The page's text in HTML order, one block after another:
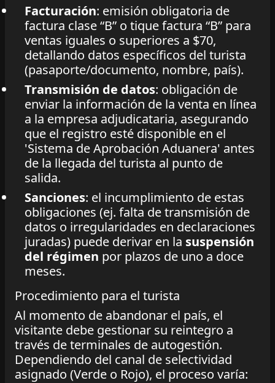
Facturación: emisión obligatoria de
factura clase “B” o tique factura “B” para
ventas iguales o superiores a $70,
detallando datos específicos del turista
(pasaporte/documento, nombre, país).
Transmisión de datos: obligación de
enviar la información de la venta en línea
a la empresa adjudicataria, asegurando
que el registro esté disponible en el
'Sistema de Aprobación Aduanera' antes
de la llegada del turista al punto de
salida.
Sanciones: el incumplimiento de estas
obligaciones (ej. falta de transmisión de
datos o irregularidades en declaraciones
juradas) puede derivar en la suspensión
del régimen por plazos de uno a doce
meses.
Procedimiento para el turista
Al momento de abandonar el país, el
visitante debe gestionar su reintegro a
través de terminales de autogestión.
Dependiendo del canal de selectividad
asignado (Verde o Rojo), el proceso varía: